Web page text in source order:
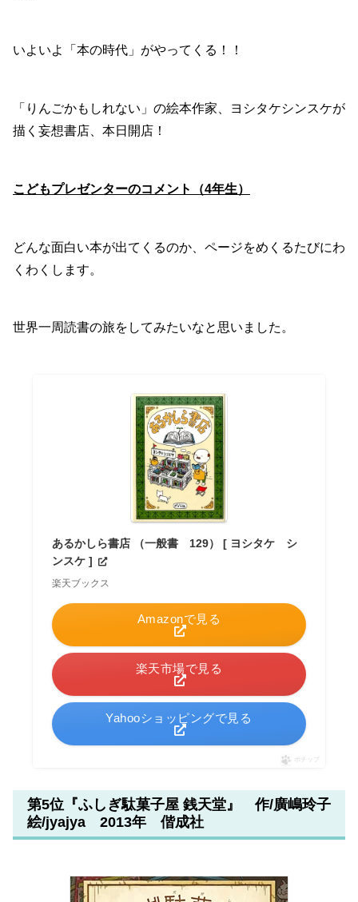
いよいよ「本の時代」がやってくる！！
「りんごかもしれない」の絵本作家、ヨシタケシンスケが
描く妄想書店、本日開店！
こどもプレゼンターのコメント（4年生）
どんな面白い本が出てくるのか、ページをめくるたびにわ
くわくします。
世界一周読書の旅をしてみたいなと思いました。
あるかしら書店 （一般書 129） [ ヨシタケ シ
ンスケ ]
楽天ブックス
Amazonで見る
楽天市場で見る
Yahooショッピングで見る
ポチップ
第5位『ふしぎ駄菓子屋 銭天堂』 作/廣嶋玲子
絵/jyajya 2013年 偕成社